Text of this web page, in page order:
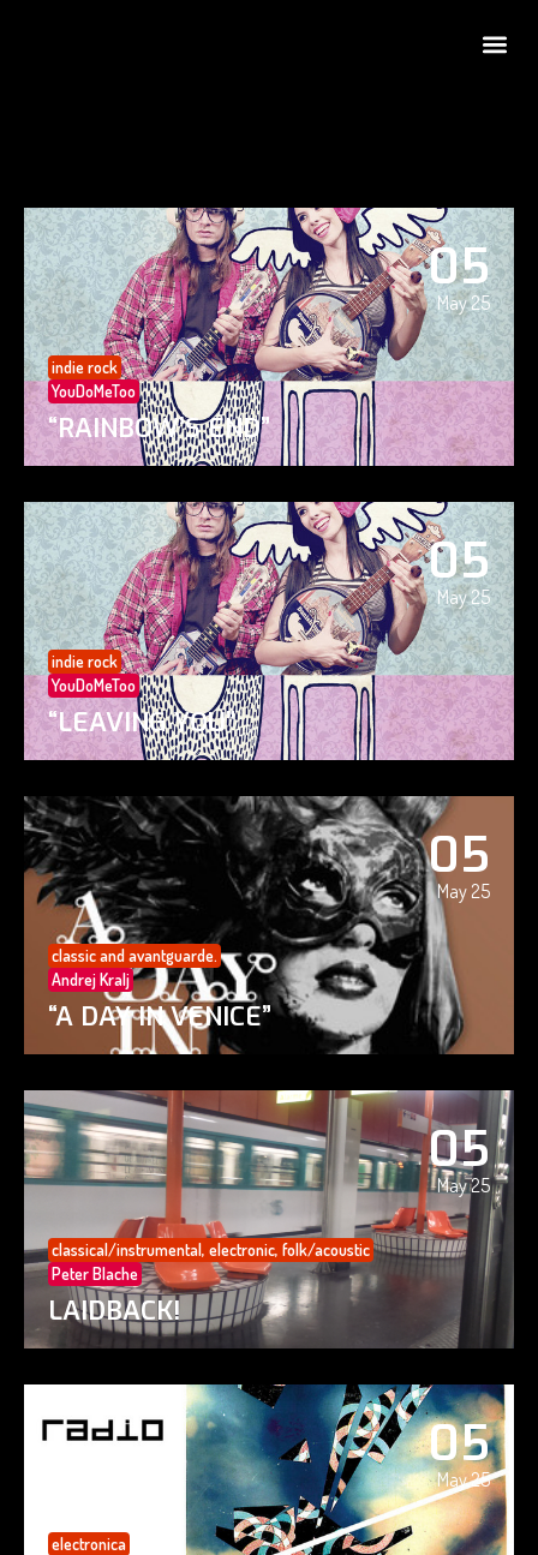
05
May 25
indie rock
YouDoMeToo
“RAINBOW’S END”
05
May 25
indie rock
YouDoMeToo
“LEAVING YOU”
05
May 25
classic and avantguarde.
Andrej Kralj
“A DAY IN VENICE”
05
May 25
classical/instrumental, electronic, folk/acoustic
Peter Blache
LAIDBACK!
05
May 25
electronica